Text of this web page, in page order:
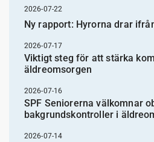
2026-07-22
Ny rapport: Hyrorna drar
2026-07-17
Viktigt steg för att stärka
äldreomsorgen
2026-07-16
SPF Seniorerna välkomnar
bakgrundskontroller i
2026-07-14